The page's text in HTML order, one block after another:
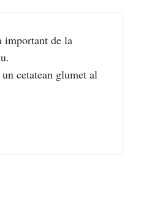
important de la
cetatean glumet al